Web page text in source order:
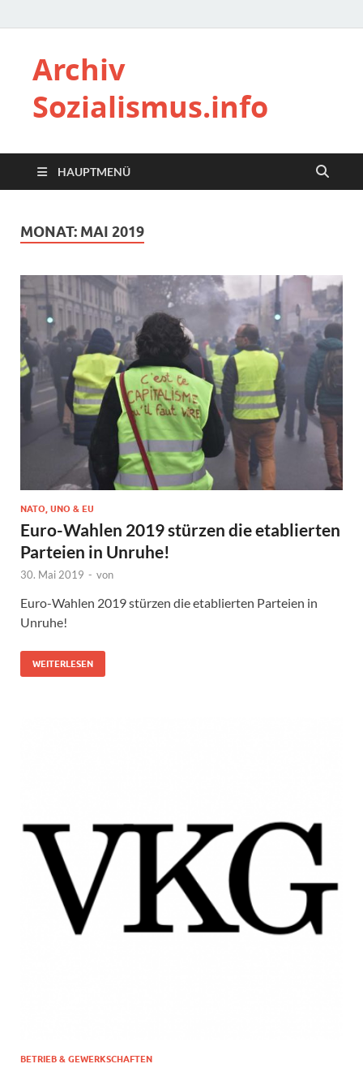
Archiv
Sozialismus.info
HAUPTMENÜ
MONAT: MAI 2019
NATO, UNO & EU
Euro-Wahlen 2019 stürzen die etablierten
Parteien in Unruhe!
30. Mai 2019 - von
Euro-Wahlen 2019 stürzen die etablierten Parteien in
Unruhe!
WEITERLESEN
BETRIEB & GEWERKSCHAFTEN